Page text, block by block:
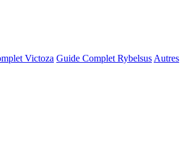
Victoza Guide Complet Rybelsus Autres